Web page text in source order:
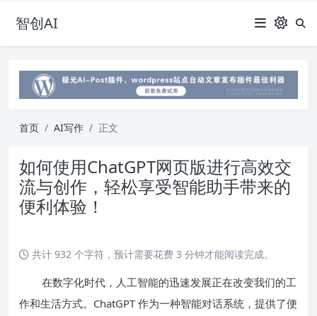
智创AI
首页 AI写作 正文
如何使用ChatGPT网页版进行高效交
流与创作，轻松享受智能助手带来的
便利体验！
共计 932 个字符，预计需要花费 3 分钟才能阅读完成。
在数字化时代，人工智能的迅速发展正在改变我们的工
作和生活方式。ChatGPT 作为一种智能对话系统，提供了便